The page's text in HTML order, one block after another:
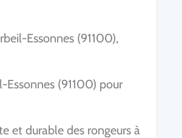
Essonnes (91100),
(91100) pour
et durable des rongeurs à